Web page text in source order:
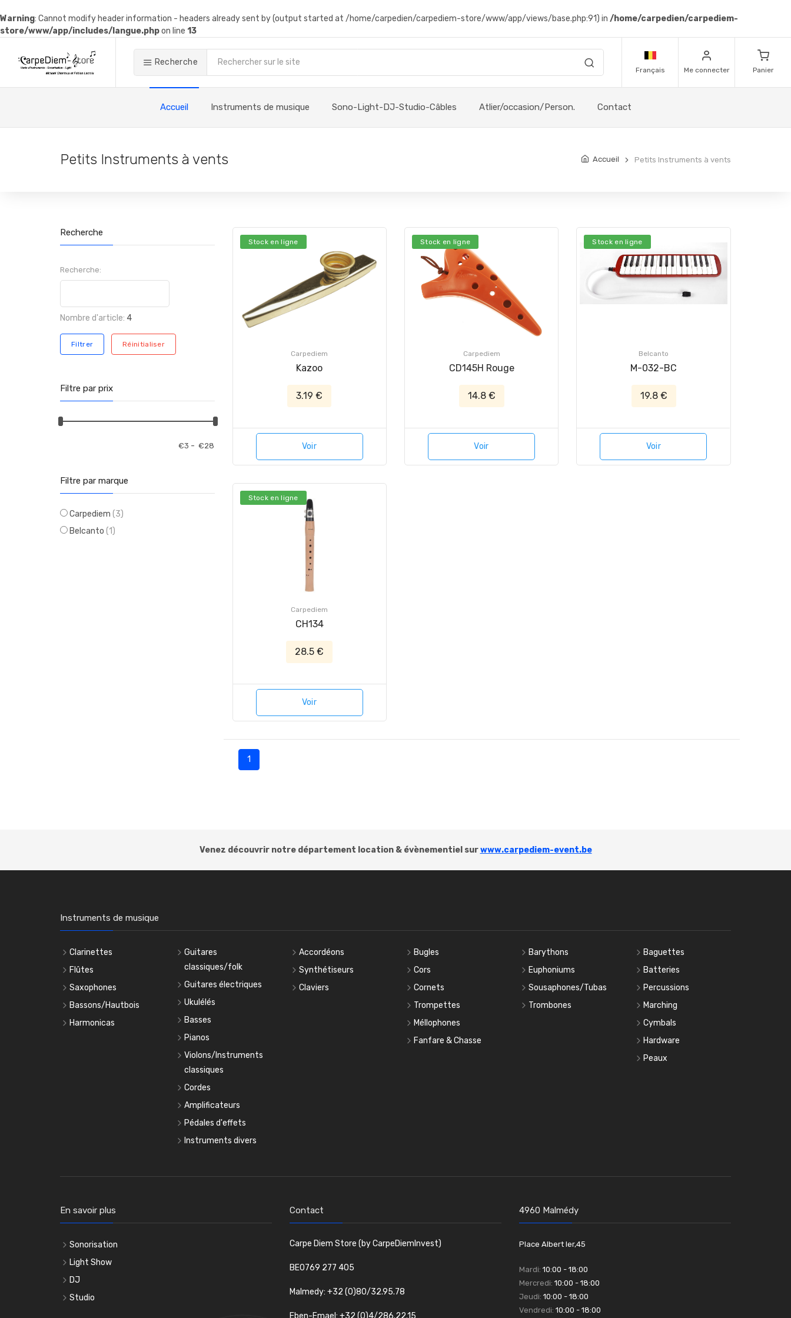
Warning: Cannot modify header information - headers already sent by (output started at /home/carpedien/carpediem-store/www/app/views/base.php:91) in /home/carpedien/carpediem-
store/www/app/includes/langue.phpon line 13
Recherche
Français Me connecter Panier
Accueil Instruments de musique Sono-Light-DJ-Studio-Câbles Atlier/occasion/Person. Contact
Petits Instruments à vents Accueil Petits Instruments à vents
Stock en ligne
Carpediem
Kazoo
3.19 €
Voir
Stock en ligne
Carpediem
CD145H Rouge
14.8 €
Voir
Stock en ligne
Belcanto
M-032-BC
19.8 €
Voir
Stock en ligne
Carpediem
CH134
28.5 €
Voir
1
Recherche
Recherche:
Nombre d'article: 4
Filtrer Réinitialiser
Filtre par prix
€3 - €28
Filtre par marque
Carpediem (3)
Belcanto (1)
Venez découvrir notre département location & évènementiel surwww.carpediem-event.be
Instruments de musique
Clarinettes
Flûtes
Saxophones
Bassons/Hautbois
Harmonicas
Guitares
classiques/folk
Guitares électriques
Ukulélés
Basses
Pianos
Violons/Instruments
classiques
Cordes
Amplificateurs
Pédales d'effets
Instruments divers
Accordéons
Synthétiseurs
Claviers
Bugles
Cors
Cornets
Trompettes
Méllophones
Fanfare & Chasse
Barythons
Euphoniums
Sousaphones/Tubas
Trombones
Baguettes
Batteries
Percussions
Marching
Cymbals
Hardware
Peaux
En savoir plus
Sonorisation
Light Show
DJ
Studio
Contact
Carpe Diem Store (by CarpeDiemInvest)
BE0769 277 405
Malmedy: +32 (0)80/32.95.78
Eben-Emael: +32 (0)4/286.22.15
4960 Malmédy
Place Albert Ier,45
Mardi: 10:00 - 18:00
Mercredi: 10:00 - 18:00
Jeudi: 10:00 - 18:00
Vendredi: 10:00 - 18:00